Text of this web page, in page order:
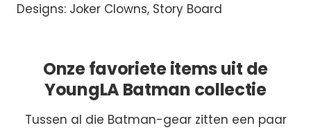
Designs: Joker Clowns, Story Board
Onze favoriete items uit de
YoungLA Batman collectie
Tussen al die Batman-gear zitten een paar